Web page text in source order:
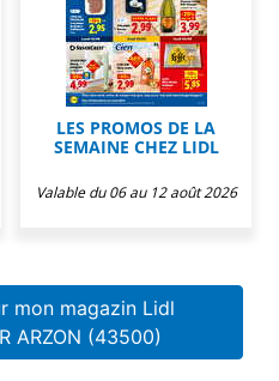
LES PROMOS DE LA
SEMAINE CHEZ LIDL
Valable du 06 au 12 août 2026
mon magazin Lidl
ARZON (43500)